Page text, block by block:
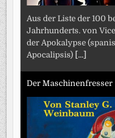
Aus der Liste der 100
Jahrhunderts. von
der Apokalypse
Apocalipsis) [...]
Der Maschinenfresser